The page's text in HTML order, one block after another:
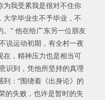
为我受累我是很对不住你
大学毕业生不予毕业，不
” 他在给广东另一位朋友
说运动初期，有全村一夜
在，精神压力也是相当可
识到，凭他所坚持的真理
：“围绕着《出身论》的
的失败，也许是暂时的失